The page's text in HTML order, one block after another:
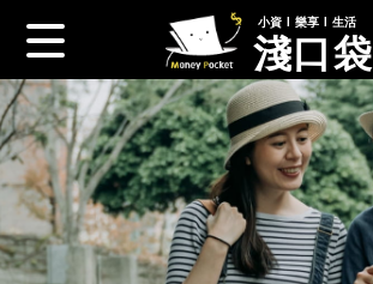
小資 l 樂享 l 生活
淺口袋